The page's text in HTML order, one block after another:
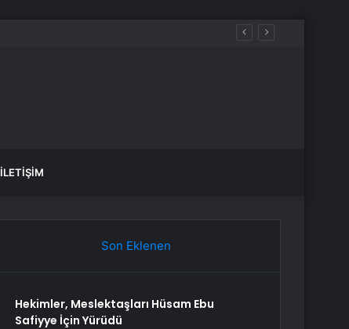
İLETIŞIM
Son Eklenen
Hekimler, Meslektaşları Hüsam Ebu
Safiyye İçin Yürüdü